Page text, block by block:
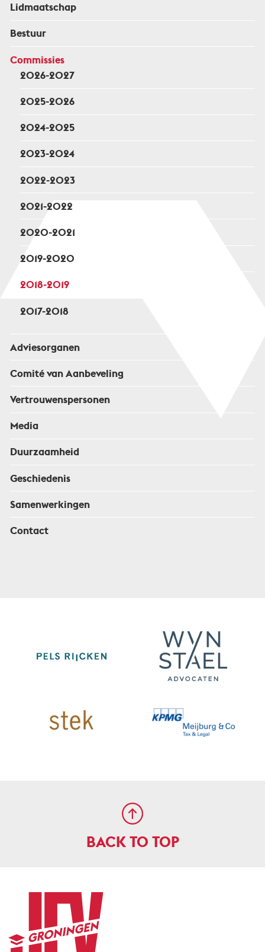
Lidmaatschap
Bestuur
Commissies
2026-2027
2025-2026
2024-2025
2023-2024
2022-2023
2021-2022
2020-2021
2019-2020
2018-2019
2017-2018
Adviesorganen
Comité van Aanbeveling
Vertrouwenspersonen
Media
Duurzaamheid
Geschiedenis
Samenwerkingen
Contact
BACK TO TOP